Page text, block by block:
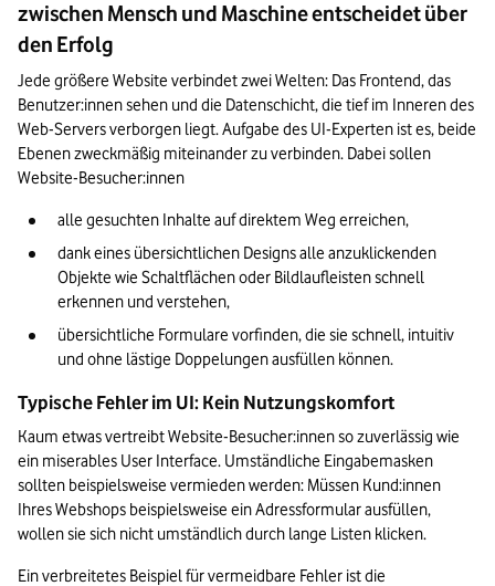
zwischen Mensch und Maschine entscheidet über
den Erfolg
Jede größere Website verbindet zwei Welten: Das Frontend, das
Benutzer:innen sehen und die Datenschicht, die tief im Inneren des
Web-Servers verborgen liegt. Aufgabe des UI-Experten ist es, beide
Ebenen zweckmäßig miteinander zu verbinden. Dabei sollen
Website-Besucher:innen
alle gesuchten Inhalte auf direktem Weg erreichen,
dank eines übersichtlichen Designs alle anzuklickenden
Objekte wie Schaltflächen oder Bildlaufleisten schnell
erkennen und verstehen,
übersichtliche Formulare vorfinden, die sie schnell, intuitiv
und ohne lästige Doppelungen ausfüllen können.
Typische Fehler im UI: Kein Nutzungskomfort
Kaum etwas vertreibt Website-Besucher:innen so zuverlässig wie
ein miserables User Interface. Umständliche Eingabemasken
sollten beispielsweise vermieden werden: Müssen Kund:innen
Ihres Webshops beispielsweise ein Adressformular ausfüllen,
wollen sie sich nicht umständlich durch lange Listen klicken.
Ein verbreitetes Beispiel für vermeidbare Fehler ist die